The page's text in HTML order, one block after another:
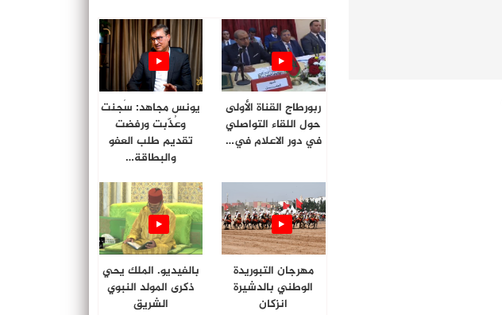
ربورطاج القناة الأولى
حول اللقاء التواصلي
في دور الاعلام في…
يونس مجاهد: سُجنت
وعُذّبت ورفضت
تقديم طلب العفو
والبطاقة…
مهرجان التبوريدة
الوطني بالدشيرة
انزكان
بالفيديو. الملك يحي
ذكرى المولد النبوي
الشريق